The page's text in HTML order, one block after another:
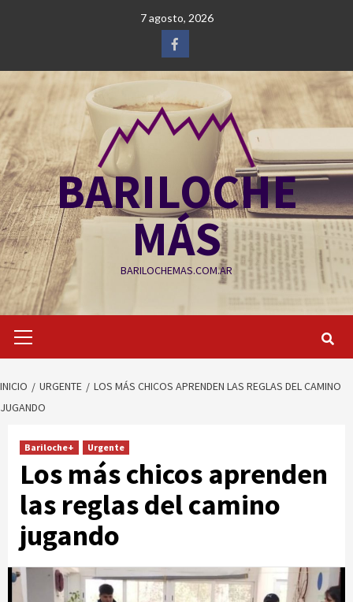
7 agosto, 2026
Facebook
BARILOCHE
MÁS
BARILOCHEMAS.COM.AR
primario
INICIO URGENTE
LOS MÁS CHICOS APRENDEN LAS REGLAS DEL CAMINO
JUGANDO
Bariloche+ Urgente
Los más chicos aprenden
las reglas del camino
jugando